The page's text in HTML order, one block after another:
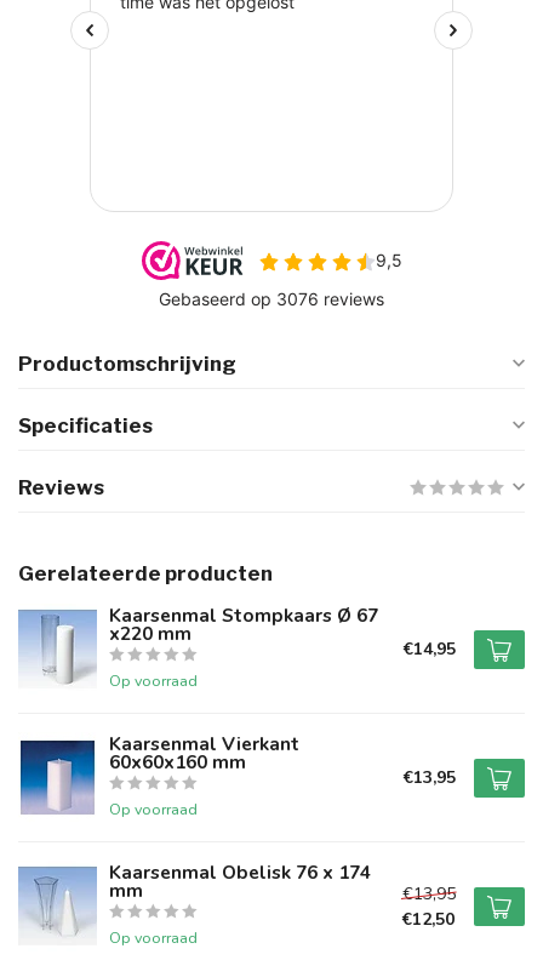
Productomschrijving
Specificaties
Reviews
Gerelateerde producten
Kaarsenmal Stompkaars Ø 67
x220 mm
Op voorraad
€14,95
Kaarsenmal Vierkant
60x60x160 mm
Op voorraad
€13,95
Kaarsenmal Obelisk 76 x 174
mm
Op voorraad
€13,95
€12,50